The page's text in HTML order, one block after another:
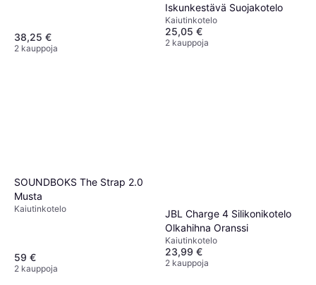
38,25 €
2 kauppoja
Iskunkestävä Suojakotelo
Kaiutinkotelo
25,05 €
2 kauppoja
SOUNDBOKS The Strap 2.0
Musta
Kaiutinkotelo
59 €
2 kauppoja
JBL Charge 4 Silikonikotelo
Olkahihna Oranssi
Kaiutinkotelo
23,99 €
2 kauppoja